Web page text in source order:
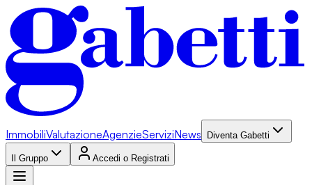
ImmobiliValutazioneAgenzieServiziNews Diventa Gabetti
Il Gruppo Accedi o Registrati